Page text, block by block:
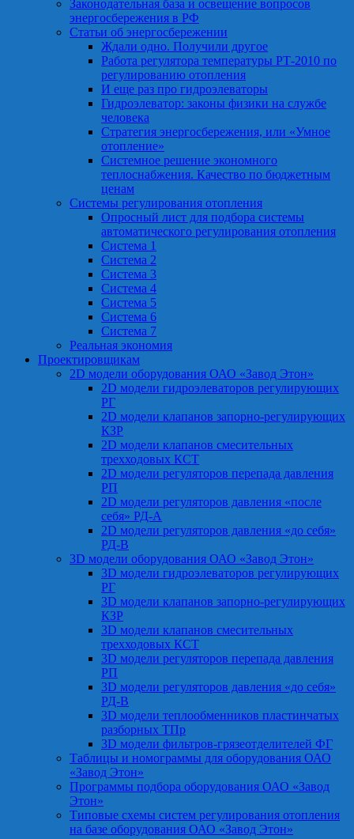
Законодательная база и освещение вопросов
энергосбережения в РФ
Статьи об энергосбережении
Ждали одно. Получили другое
Работа регулятора температуры РТ-2010 по
регулированию отопления
И еще раз про гидроэлеваторы
Гидроэлеватор: законы физики на службе
человека
Стратегия энергосбережения, или «Умное
отопление»
Системное решение экономного
теплоснабжения. Качество по бюджетным
ценам
Системы регулирования отопления
Опросный лист для подбора системы
автоматического регулирования отопления
Система 1
Система 2
Система 3
Система 4
Система 5
Система 6
Система 7
Реальная экономия
Проектировщикам
2D модели оборудования ОАО «Завод Этон»
2D модели гидроэлеваторов регулирующих
РГ
2D модели клапанов запорно-регулирующих
КЗР
2D модели клапанов смесительных
трехходовых КСТ
2D модели регуляторов перепада давления
РП
2D модели регуляторов давления «после
себя» РД-А
2D модели регуляторов давления «до себя»
РД-В
3D модели оборудования ОАО «Завод Этон»
3D модели гидроэлеваторов регулирующих
РГ
3D модели клапанов запорно-регулирующих
КЗР
3D модели клапанов смесительных
трехходовых КСТ
3D модели регуляторов перепада давления
РП
3D модели регуляторов давления «до себя»
РД-В
3D модели теплообменников пластинчатых
разборных ТПр
3D модели фильтров-грязеотделителей ФГ
Таблицы и номограммы для оборудования ОАО
«Завод Этон»
Программы подбора оборудования ОАО «Завод
Этон»
Типовые схемы систем регулирования отопления
на базе оборудования ОАО «Завод Этон»